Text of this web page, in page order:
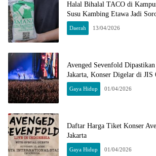
Halal Bihalal TACO di
Susu Kambing Etawa Jadi
Daerah 13/04/2026
Avenged Sevenfold
Jakarta, Konser Digelar di JIS
Gaya Hidup 01/04/2026
Daftar Harga Tiket Konser
Jakarta
Gaya Hidup 01/04/2026